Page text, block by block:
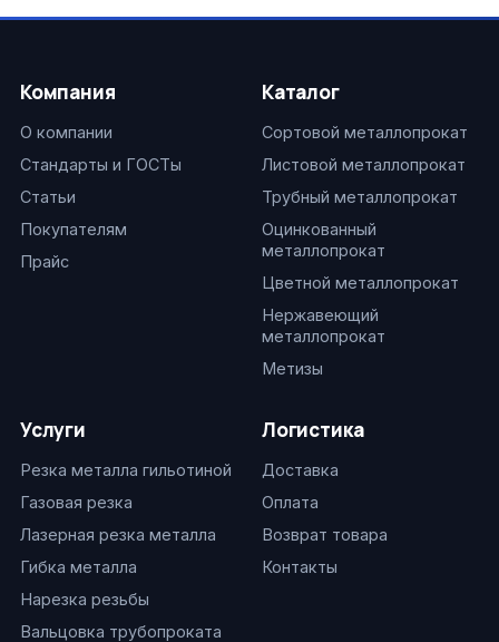
Компания
О компании
Стандарты и ГОСТы
Статьи
Покупателям
Прайс
Каталог
Сортовой металлопрокат
Листовой металлопрокат
Трубный металлопрокат
Оцинкованный
металлопрокат
Цветной металлопрокат
Нержавеющий
металлопрокат
Метизы
Услуги
Резка металла гильотиной
Газовая резка
Лазерная резка металла
Гибка металла
Нарезка резьбы
Вальцовка трубопроката
Логистика
Доставка
Оплата
Возврат товара
Контакты